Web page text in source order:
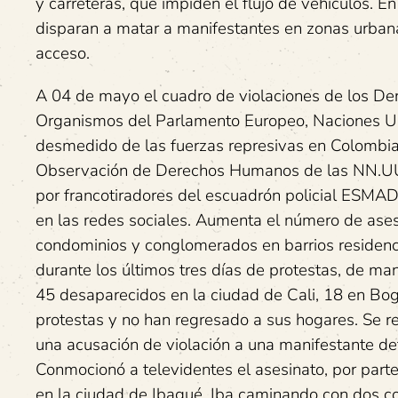
disparan a matar a manifestantes en zonas
acceso.
A 04 de mayo el cuadro de violaciones de los
Organismos del Parlamento Europeo, Naciones
desmedido de las fuerzas represivas en
Observación de Derechos Humanos de las
por francotiradores del escuadrón policial
en las redes sociales. Aumenta el número de
condominios y conglomerados en barrios
durante los últimos tres días de protestas, de
45 desaparecidos en la ciudad de Cali, 18 en
protestas y no han regresado a sus hogares. Se
una acusación de violación a una manifestante
Conmocionó a televidentes el asesinato, por